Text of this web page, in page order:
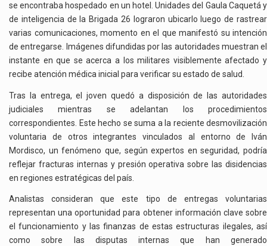
se encontraba hospedado en un hotel. Unidades del Gaula Caquetá y
de inteligencia de la Brigada 26 lograron ubicarlo luego de rastrear
varias comunicaciones, momento en el que manifestó su intención
de entregarse. Imágenes difundidas por las autoridades muestran el
instante en que se acerca a los militares visiblemente afectado y
recibe atención médica inicial para verificar su estado de salud.
Tras la entrega, el joven quedó a disposición de las autoridades
judiciales mientras se adelantan los procedimientos
correspondientes. Este hecho se suma a la reciente desmovilización
voluntaria de otros integrantes vinculados al entorno de Iván
Mordisco, un fenómeno que, según expertos en seguridad, podría
reflejar fracturas internas y presión operativa sobre las disidencias
en regiones estratégicas del país.
Analistas consideran que este tipo de entregas voluntarias
representan una oportunidad para obtener información clave sobre
el funcionamiento y las finanzas de estas estructuras ilegales, así
como sobre las disputas internas que han generado